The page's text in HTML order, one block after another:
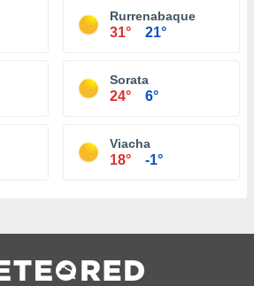
Rurrenabaque
31° 21°
Sorata
24° 6°
Viacha
18° -1°